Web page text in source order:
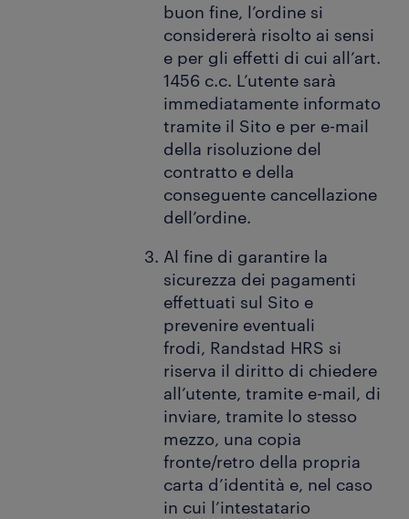
buon fine, l’ordine si
considererà risolto ai sensi
e per gli effetti di cui all’art.
1456 c.c. L’utente sarà
immediatamente informato
tramite il Sito e per e-mail
della risoluzione del
contratto e della
conseguente cancellazione
dell’ordine.
Al fine di garantire la
sicurezza dei pagamenti
effettuati sul Sito e
prevenire eventuali
frodi, Randstad HRS si
riserva il diritto di chiedere
all’utente, tramite e-mail, di
inviare, tramite lo stesso
mezzo, una copia
fronte/retro della propria
carta d’identità e, nel caso
in cui l’intestatario